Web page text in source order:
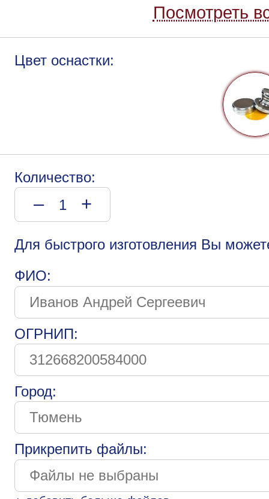
Посмотреть
Цвет оснастки:
Количество:
– +
Для быстрого изготовления Вы
ФИО:
ОГРНИП:
Город:
Прикрепить файлы: